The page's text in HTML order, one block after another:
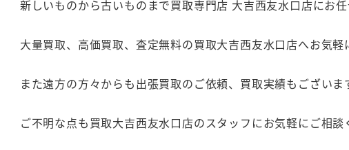
新しいものから古いものまで買取専門店 大吉西友水口店にお任
大量買取、高価買取、査定無料の買取大吉西友水口店へお気軽
また遠方の方々からも出張買取のご依頼、買取実績もございま
ご不明な点も買取大吉西友水口店のスタッフにお気軽にご相談